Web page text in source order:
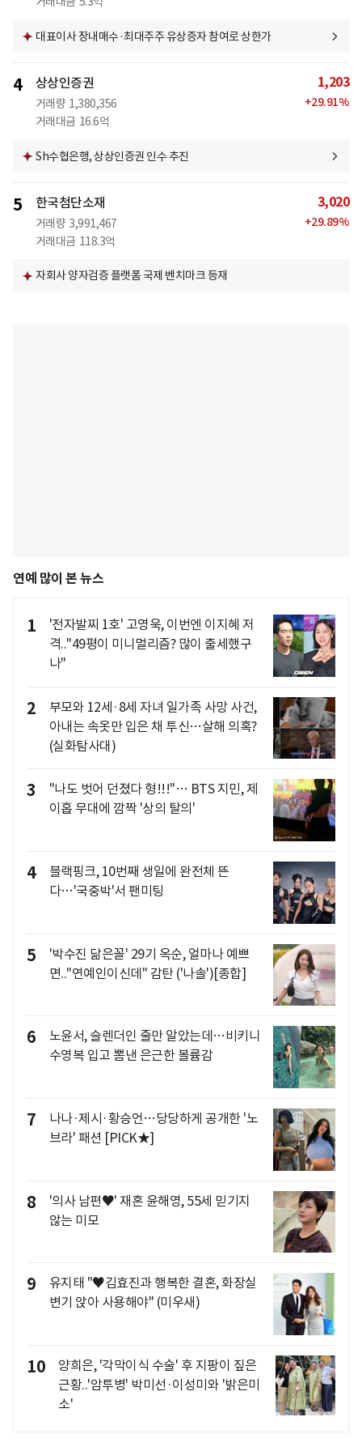
대표이사 장내매수·최대주주 유상증자 참여로 상한가
4 상상인증권
거래량 1,380,356
거래대금 16.6억
1,203
+29.91%
Sh수협은행, 상상인증권 인수 추진
5 한국첨단소재
거래량 3,991,467
거래대금 118.3억
3,020
+29.89%
자회사 양자검증 플랫폼 국제 벤치마크 등재
연예 많이 본 뉴스
1
'전자발찌 1호' 고영욱, 이번엔 이지혜 저
격.."49평이 미니멀리즘? 많이 출세했구
나"
2
부모와 12세·8세 자녀 일가족 사망 사건,
아내는 속옷만 입은 채 투신…살해 의혹?
(실화탐사대)
3
"나도 벗어 던졌다 형!!!"… BTS 지민, 제
이홉 무대에 깜짝 '상의 탈의'
4
블랙핑크, 10번째 생일에 완전체 뜬
다…'국중박'서 팬미팅
5
'박수진 닮은꼴' 29기 옥순, 얼마나 예쁘
면.."연예인이신데" 감탄 ('나솔')[종합]
6
노윤서, 슬렌더인 줄만 알았는데…비키니
수영복 입고 뽐낸 은근한 볼륨감
7
나나·제시·황승언…당당하게 공개한 '노
브라' 패션 [PICK★]
8
'의사 남편♥' 재혼 윤해영, 55세 믿기지
않는 미모
9
유지태 "♥김효진과 행복한 결혼, 화장실
변기 앉아 사용해야" (미우새)
10
양희은, '각막이식 수술' 후 지팡이 짚은
근황..'암투병' 박미선·이성미와 '밝은미
소'